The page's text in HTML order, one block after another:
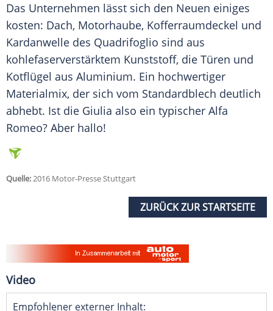
Das Unternehmen lässt sich den Neuen einiges
kosten: Dach, Motorhaube, Kofferraumdeckel und
Kardanwelle des Quadrifoglio sind aus
kohlefaserverstärktem Kunststoff, die Türen und
Kotflügel aus Aluminium. Ein hochwertiger
Materialmix, der sich vom Standardblech deutlich
abhebt. Ist die Giulia also ein typischer Alfa
Romeo? Aber hallo!
Quelle:2016 Motor-Presse Stuttgart
ZURÜCK ZUR STARTSEITE
Video
Empfohlener externer Inhalt: